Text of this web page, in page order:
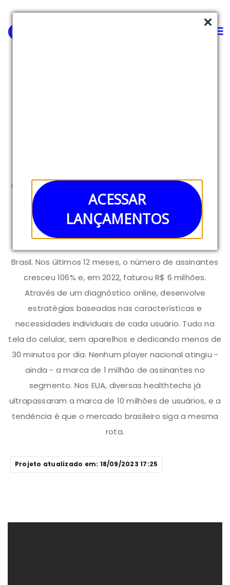
ACESSAR
LANÇAMENTOS
mudança de hábitos. A healthtech já ultrapassou os
40 mil assinantes ativos na modalidade de venda
direta ao consumidor (B2C) e começa a tracionar o
modelo de venda para empresas (B2B), com
contratos fechados com a rede Accor e o Banco do
Brasil. Nos últimos 12 meses, o número de assinantes
cresceu 106% e, em 2022, faturou R$ 6 milhões.
Através de um diagnóstico online, desenvolve
estratégias baseadas nas características e
necessidades individuais de cada usuário. Tudo na
tela do celular, sem aparelhos e dedicando menos de
30 minutos por dia. Nenhum player nacional atingiu -
ainda - a marca de 1 milhão de assinantes no
segmento. Nos EUA, diversas healthtechs já
ultrapassaram a marca de 10 milhões de usuários, e a
tendência é que o mercado brasileiro siga a mesma
rota.
Projeto atualizado em: 18/09/2023 17:25